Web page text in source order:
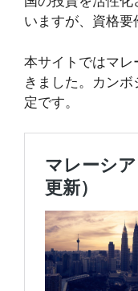
いますが、資格要
本サイトではマ
きました。カン
定です。